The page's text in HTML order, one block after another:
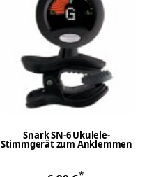
Snark SN-6 Ukulele-
Stimmgerät zum Anklemmen